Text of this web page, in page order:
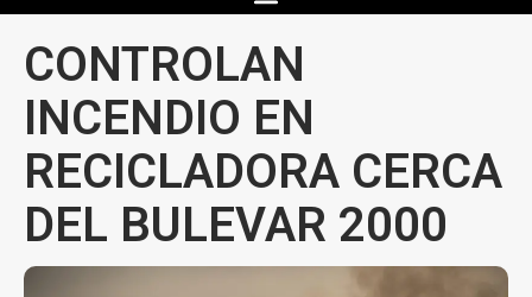
CONTROLAN
INCENDIO EN
RECICLADORA CERCA
DEL BULEVAR 2000